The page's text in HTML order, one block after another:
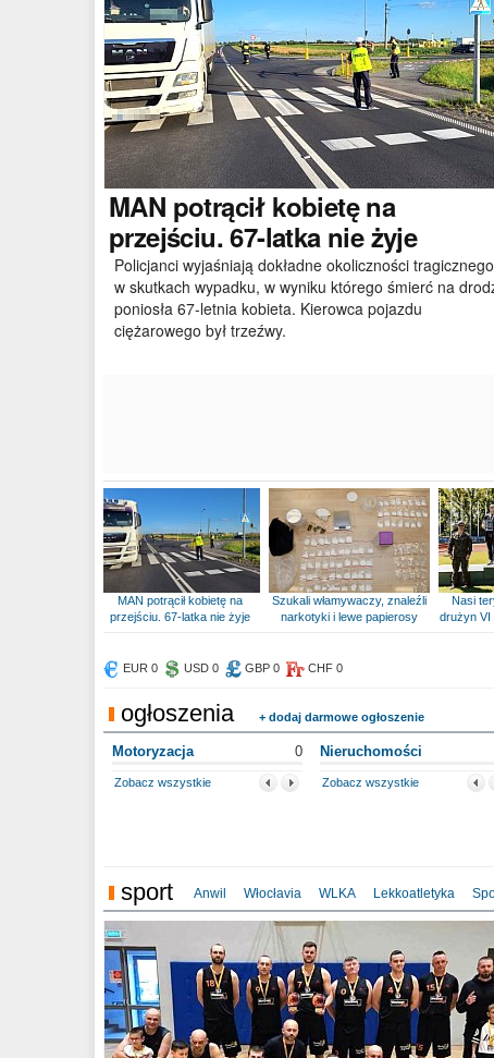
MAN potrącił kobietę na
przejściu. 67-latka nie żyje
Policjanci wyjaśniają dokładne okoliczności tragicznego
w skutkach wypadku, w wyniku którego śmierć na
poniosła 67-letnia kobieta. Kierowca pojazdu
ciężarowego był trzeźwy.
MAN potrącił kobietę na
przejściu. 67-latka nie żyje
Szukali włamywaczy, znaleźli
narkotyki i lewe papierosy
Nasi
drużyn VI
EUR 0 USD 0 GBP 0 CHF 0
ogłoszenia + dodaj darmowe ogłoszenie
Motoryzacja 0
Zobacz wszystkie
Nieruchomości
Zobacz wszystkie
sport Anwil Włocłavia WLKA Lekkoatletyka